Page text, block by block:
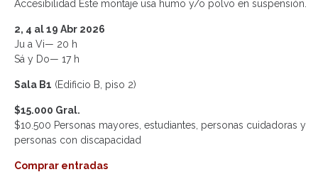
Accesibilidad Este montaje usa humo y/o polvo en suspensión.
2, 4 al 19 Abr 2026
Ju a Vi— 20 h
Sá y Do— 17 h
Sala B1 (Edificio B, piso 2)
$15.000 Gral.
$10.500 Personas mayores, estudiantes, personas cuidadoras y
personas con discapacidad
Comprar entradas